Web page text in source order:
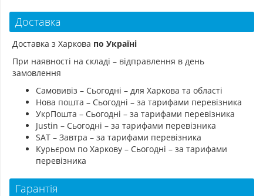
Доставка
Доставка з Харкова по Україні
При наявності на складі – відправлення в день
замовлення
Самовивіз – Сьогодні – для Харкова та області
Нова пошта – Сьогодні – за тарифами перевізника
УкрПошта – Сьогодні – за тарифами перевізника
Justin – Сьогодні – за тарифами перевізника
SAT – Завтра – за тарифами перевізника
Курьєром по Харкову – Сьогодні – за тарифами
перевізника
Гарантія